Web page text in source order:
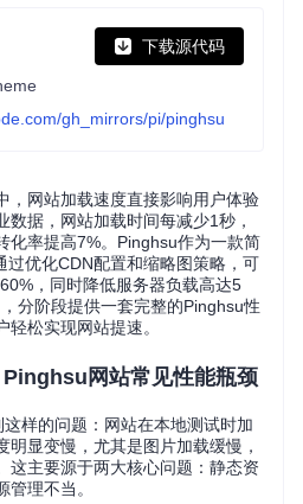
下载源代码
gh_mirrors/pi/pinghsu
，网站加载速度直接影响用户体验
数据，网站加载时间每减少1秒，
化率提高7%。Pinghsu作为一款简
过优化CDN配置和缩略图策略，可
，同时降低服务器负载高达5
分阶段提供一套完整的Pinghsu性
松实现网站提速。
网站常见性能瓶颈
样的问题：网站在本地测试时加
明显变慢，尤其是图片加载缓慢，
这主要源于两大核心问题：静态资
理不当。